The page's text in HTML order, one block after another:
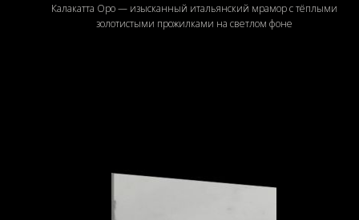
Калакатта Оро — изысканный итальянский мрамор с тёплыми
золотистыми прожилками на светлом фоне